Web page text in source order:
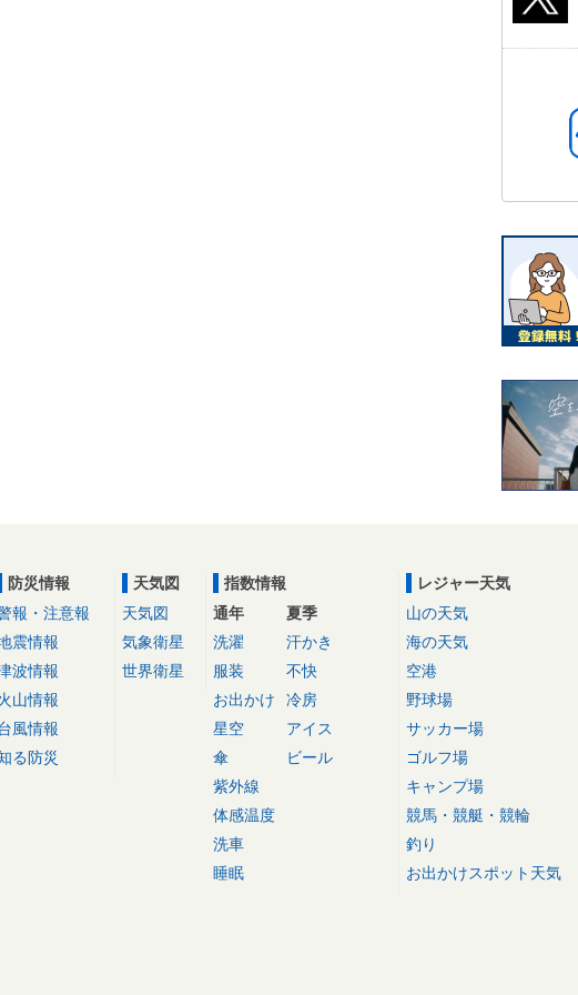
防災情報
報・注意報
震情報
波情報
山情報
風情報
る防災
天気図
天気図
気象衛星
世界衛星
指数情報
通年
洗濯
服装
お出かけ
星空
傘
紫外線
体感温度
洗車
睡眠
夏季
汗かき
不快
冷房
アイス
ビール
レジャー天気
山の天気
海の天気
空港
野球場
サッカー場
ゴルフ場
キャンプ場
競馬・競艇・競輪
釣り
お出かけスポット天気